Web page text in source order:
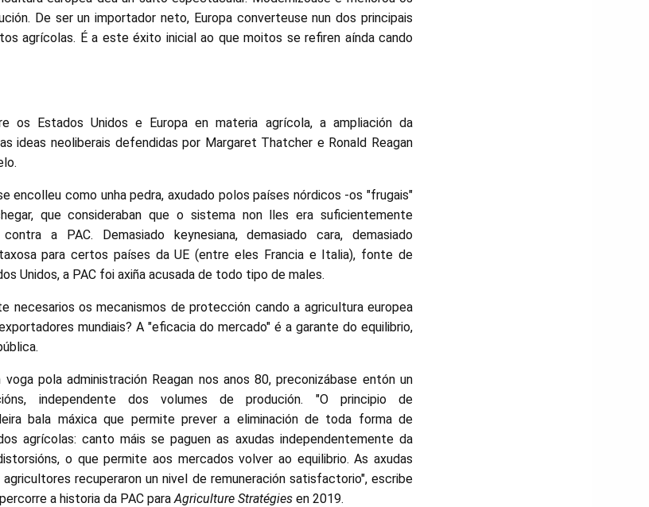
De ser un importador neto, Europa converteuse nun dos principais
agrícolas. É a este éxito inicial ao que moitos se refiren aínda cando
os Estados Unidos e Europa en materia agrícola, a ampliación da
ideas neoliberais defendidas por Margaret Thatcher e Ronald Reagan
encolleu como unha pedra, axudado polos países nórdicos -os "frugais"
que consideraban que o sistema non lles era suficientemente
a PAC. Demasiado keynesiana, demasiado cara, demasiado
para certos países da UE (entre eles Francia e Italia), fonte de
Unidos, a PAC foi axiña acusada de todo tipo de males.
necesarios os mecanismos de protección cando a agricultura europea
mundiais? A "eficacia do mercado" é a garante do equilibrio,
pola administración Reagan nos anos 80, preconizábase entón un
independente dos volumes de produción. "O principio de
bala máxica que permite prever a eliminación de toda forma de
agrícolas: canto máis se paguen as axudas independentemente da
o que permite aos mercados volver ao equilibrio. As axudas
recuperaron un nivel de remuneración satisfactorio", escribe
a historia da PAC paraAgriculture Stratégies en 2019.